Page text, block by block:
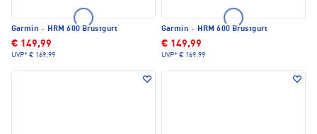
Garmin · HRM 600 Brustgurt
€ 149,99
UVP* € 169,99
Garmin · HRM 600 Brustgurt
€ 149,99
UVP* € 169,99